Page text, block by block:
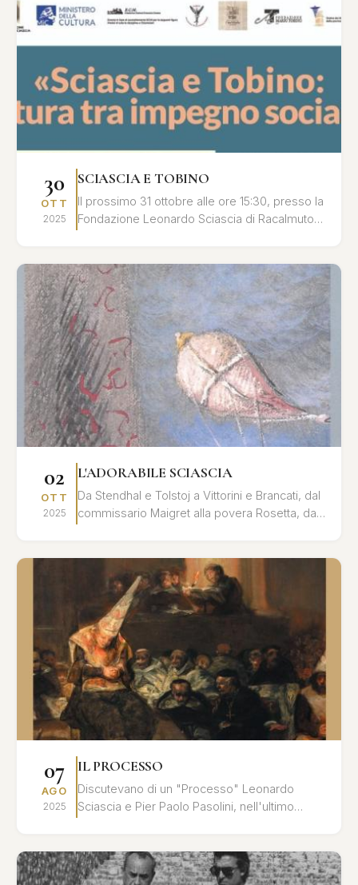
30
OTT
2025
SCIASCIA E TOBINO
Il prossimo 31 ottobre alle ore 15:30, presso la
Fondazione Leonardo Sciascia di Racalmuto,
02
OTT
2025
L'ADORABILE SCIASCIA
Da Stendhal e Tolstoj a Vittorini e Brancati, dal
commissario Maigret alla povera Rosetta, dal
07
AGO
2025
IL PROCESSO
Discutevano di un "Processo" Leonardo
Sciascia e Pier Paolo Pasolini, nell'ultimo